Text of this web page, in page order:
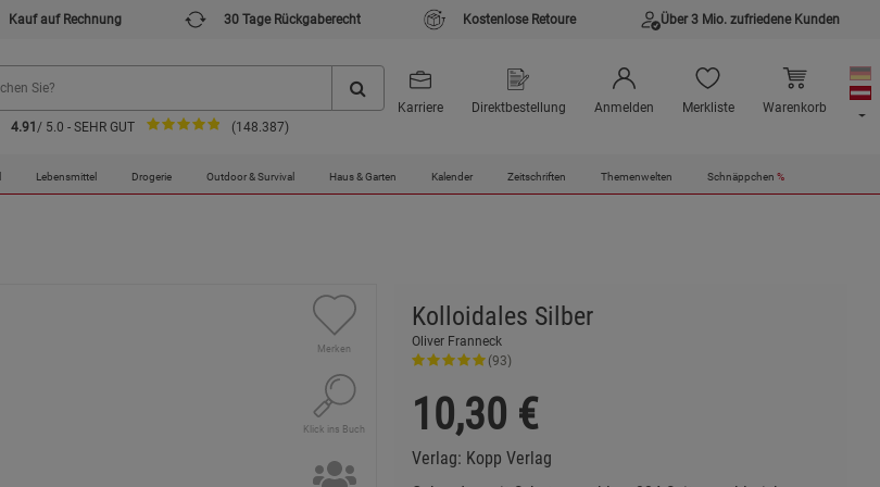
Kauf auf Rechnung 30 Tage Rückgaberecht Kostenlose Retoure Über 3 Mio. zufriedene Kunden
4.91 / 5.0 - SEHR GUT (148.387)
Karriere Direktbestellung Anmelden Merkliste Warenkorb
Lebensmittel Drogerie Outdoor & Survival Haus & Garten Kalender Zeitschriften Themenwelten Schnäppchen %
Merken
Klick ins Buch
Kolloidales Silber
Oliver Franneck
(93)
10,30 €
Verlag: Kopp Verlag